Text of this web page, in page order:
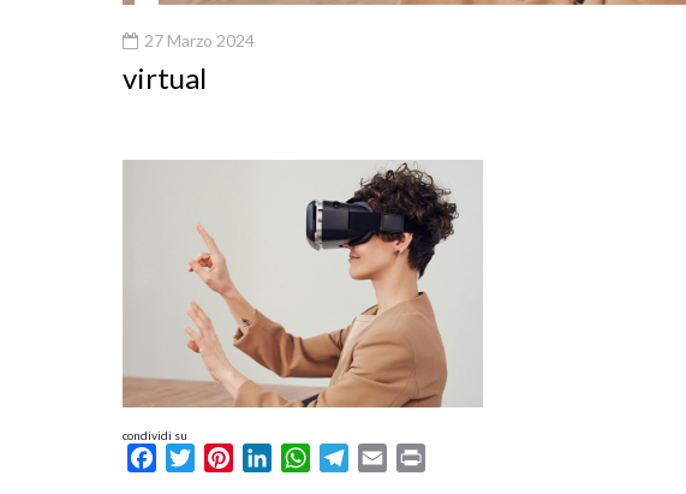
27 Marzo 2024
virtual
condividi su
FacebookTwitterPinterestLinkedInWhatsAppTelegram
Email